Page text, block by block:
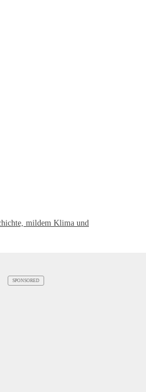
mildem Klima und
SPONSORED